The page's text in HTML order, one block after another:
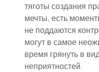
тяготы создания
мечты, есть
не поддаются
могут в самое
время грянуть в
неприятностей.